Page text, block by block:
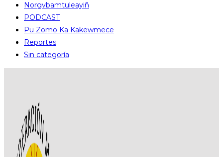
Norgvbamtuleayiñ
PODCAST
Pu Zomo Ka Kakewmece
Reportes
Sin categoría